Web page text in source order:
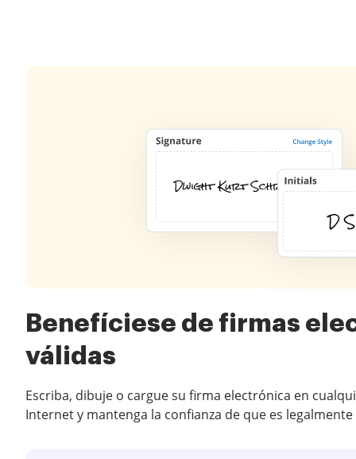
Benefíciese de firmas
válidas
Escriba, dibuje o cargue su firma electrónica en
Internet y mantenga la confianza de que es legalmente